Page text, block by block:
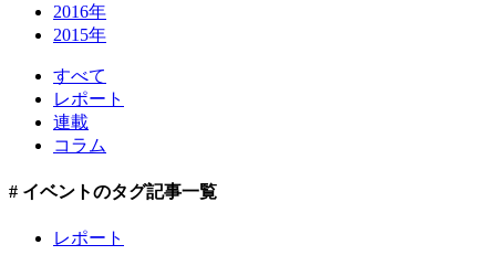
2016年
2015年
すべて
レポート
連載
コラム
# イベントのタグ記事一覧
レポート